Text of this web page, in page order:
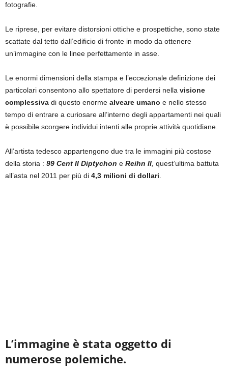
fotografie.
Le riprese, per evitare distorsioni ottiche e prospettiche, sono state
scattate dal tetto dall’edificio di fronte in modo da ottenere
un’immagine con le linee perfettamente in asse.
Le enormi dimensioni della stampa e l’eccezionale definizione dei
particolari consentono allo spettatore di perdersi nella visione
complessiva di questo enorme alveare umano e nello stesso
tempo di entrare a curiosare all’interno degli appartamenti nei quali
è possibile scorgere individui intenti alle proprie attività quotidiane.
All’artista tedesco appartengono due tra le immagini più costose
della storia : 99 Cent II Diptychon e Reihn II, quest’ultima battuta
all’asta nel 2011 per più di 4,3 milioni di dollari.
L’immagine è stata oggetto di
numerose polemiche.